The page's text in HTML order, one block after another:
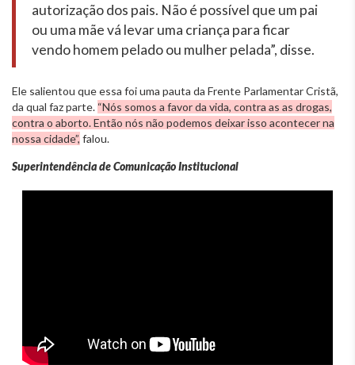
autorização dos pais. Não é possível que um pai
ou uma mãe vá levar uma criança para ficar
vendo homem pelado ou mulher pelada”, disse.
Ele salientou que essa foi uma pauta da Frente Parlamentar Cristã,
da qual faz parte. “Nós somos a favor da vida, contra as as drogas,
contra o aborto. Então nós não podemos deixar isso acontecer na
nossa cidade”, falou.
Superintendência de Comunicação Institucional